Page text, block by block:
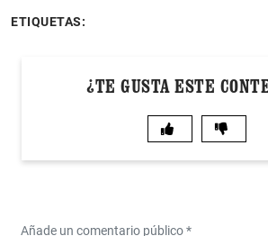
ETIQUETAS:
¿TE GUSTA ESTE